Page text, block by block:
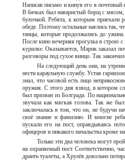
Написав письмо и кинув его в почтовый
В бачках был наваристый борщ с
булочкой. Ребята, к которым приехали
обеде. Поэтому остальные наелись так,
танцы, которые продолжались до
После кино вечерняя прогулка в строю
курилке. Оказывается, Марик заказал
разговоры под сухое винцо. Так
На следующий день они, на
нести караульную службу. Устав
знал, что часовой есть лицо
оружия. С этого дня взвод, в котором
был призван из Болграда. По
звучала как мягкая голова. Так же
заключалась в том, что он, не будучи
своё звание и фамилию. И многие
пускали его на пост, оправдываясь
офицеров и никакого начальства кроме
Только эти два человека могут
на охраняемый пост. Соответственно,
драить туалеты, а Хрулёв довольно